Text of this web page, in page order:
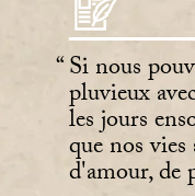
Si nous
pluvieux
les jours
que nos
d'amour, de